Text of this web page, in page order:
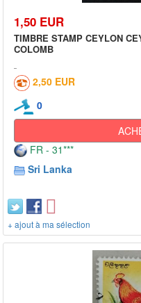
1,50 EUR
TIMBRE STAMP CEYLON
COLOMB
2,50 EUR
0
FR - 31***
Sri Lanka
+ ajout à ma sélection